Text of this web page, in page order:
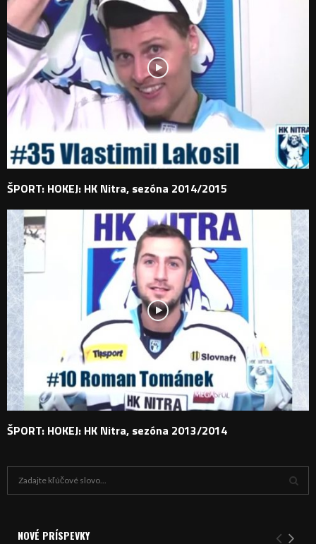
ŠPORT: HOKEJ: HK Nitra, sezóna 2014/2015
ŠPORT: HOKEJ: HK Nitra, sezóna 2013/2014
Y
NOVÉ PRÍSPEVKY